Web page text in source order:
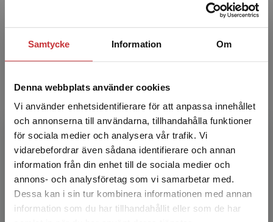
Samtycke Information Om
Denna webbplats använder cookies
Vi använder enhetsidentifierare för att anpassa innehållet
och annonserna till användarna, tillhandahålla funktioner
för sociala medier och analysera vår trafik. Vi
vidarebefordrar även sådana identifierare och annan
information från din enhet till de sociala medier och
annons- och analysföretag som vi samarbetar med.
Dessa kan i sin tur kombinera informationen med annan
information som du har tillhandahållit eller som de har
Begränsad fraktregion
Det verkar som att du besöker
anestesisjukvård. Hon har mångårig erfarenhet
av att arbeta kliniskt som sj...
Lena Ljungbergh Nylander
Lena Nylander är överläkare och specialist i
allmän psykiatri. Hon har i flera decennier
arbetat kliniskt med vuxna med intellektuell
funktionsneds...